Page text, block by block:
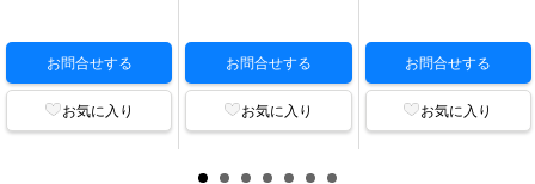
お問合せする
お気に入り
お問合せする
お気に入り
お問合せする
お気に入り